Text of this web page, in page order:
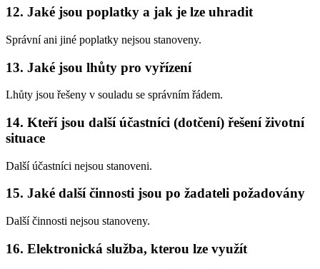
12. Jaké jsou poplatky a jak je lze uhradit
Správní ani jiné poplatky nejsou stanoveny.
13. Jaké jsou lhůty pro vyřízení
Lhůty jsou řešeny v souladu se správním řádem.
14. Kteří jsou další účastníci (dotčení) řešení životní
situace
Další účastníci nejsou stanoveni.
15. Jaké další činnosti jsou po žadateli požadovány
Další činnosti nejsou stanoveny.
16. Elektronická služba, kterou lze využít